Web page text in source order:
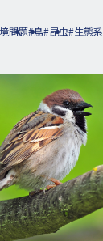
問題#鳥#昆虫#生態系